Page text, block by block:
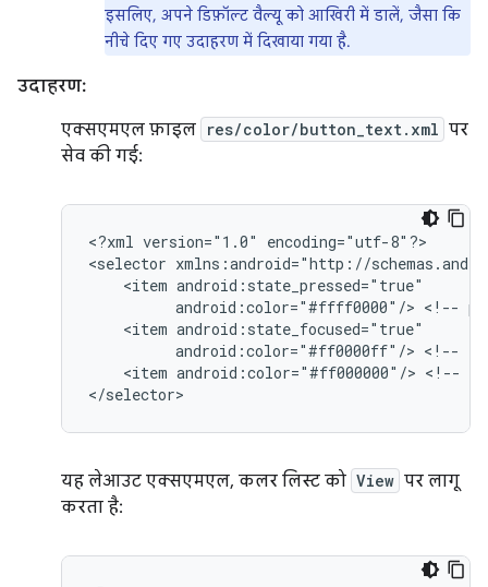
इसलिए, अपने डिफ़ॉल्ट वैल्यू को आखिरी में डालें, जैसा कि
नीचे दिए गए उदाहरण में दिखाया गया है.
उदाहरण:
एक्सएमएल फ़ाइल res/color/button_text.xml पर
सेव की गई:
<?xml version="1.0"
encoding="utf-8"?>
<selector
<item
android:color="#ffff0000"/> <!--
<item
android:color="#ff0000ff"/> <!--
<item android:color="#ff000000"/> <!--
</selector>
यह लेआउट एक्सएमएल, कलर लिस्ट को View पर लागू
करता है: